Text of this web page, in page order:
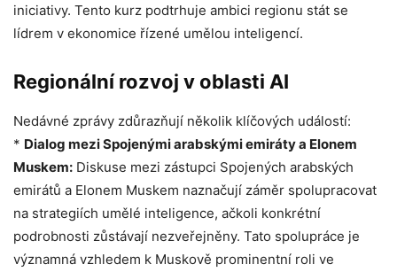
iniciativy. Tento kurz podtrhuje ambici regionu stát se
lídrem v ekonomice řízené umělou inteligencí.
Regionální rozvoj v oblasti AI
Nedávné zprávy zdůrazňují několik klíčových událostí:
* Dialog mezi Spojenými arabskými emiráty a Elonem
Muskem: Diskuse mezi zástupci Spojených arabských
emirátů a Elonem Muskem naznačují záměr spolupracovat
na strategiích umělé inteligence, ačkoli konkrétní
podrobnosti zůstávají nezveřejněny. Tato spolupráce je
významná vzhledem k Muskově prominentní roli ve